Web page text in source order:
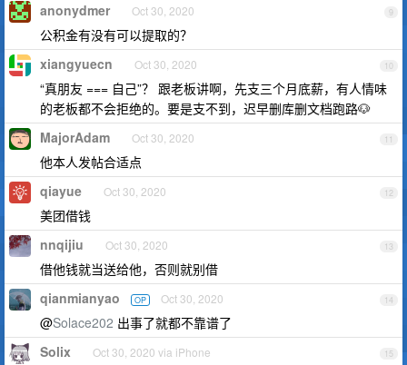
9
anonydmer Oct 30, 2020
公积金有没有可以提取的？
10
xiangyuecn Oct 30, 2020
“真朋友 === 自己”？ 跟老板讲啊，先支三个月底薪，有人情味
的老板都不会拒绝的。要是支不到，迟早删库删文档跑路🐶
11
MajorAdam Oct 30, 2020
他本人发帖合适点
12
qiayue Oct 30, 2020
美团借钱
13
nnqijiu Oct 30, 2020
借他钱就当送给他，否则就别借
14
qianmianyao OP Oct 30, 2020
@Solace202 出事了就都不靠谱了
15
Solix Oct 30, 2020 via iPhone